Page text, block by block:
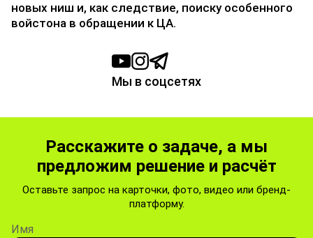
новых ниш и, как следствие, поиску особенного
войстона в обращении к ЦА.
Мы в соцсетях
Расскажите о задаче, а мы
предложим решение и расчёт
Оставьте запрос на карточки, фото, видео или бренд-
платформу.
Имя